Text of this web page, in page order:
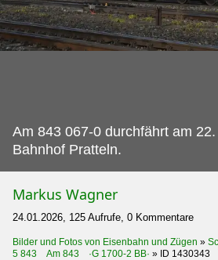
Am 843 067-0 durchfährt am 22.
Bahnhof Pratteln.
Markus Wagner
24.01.2026, 125 Aufrufe, 0 Kommentare
Bilder und Fotos von Eisenbahn und Zügen »
5 843 Am 843 ·G 1700-2 BB· » ID 1430343